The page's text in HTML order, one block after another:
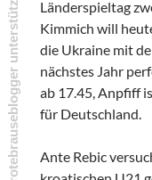
Länderspieltag
Kimmich will
die Ukraine mit
nächstes Jahr
ab 17.45, Anpfiff
für Deutschland.
Ante Rebic
rotebrauseblogger unterstützen